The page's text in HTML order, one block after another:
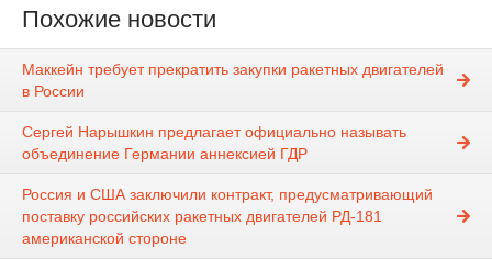
Похожие новости
Маккейн требует прекратить закупки ракетных двигателей
в России
Сергей Нарышкин предлагает официально называть
объединение Германии аннексией ГДР
Россия и США заключили контракт, предусматривающий
поставку российских ракетных двигателей РД-181
американской стороне